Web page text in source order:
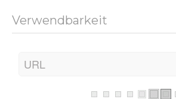
Verwendbarkeit
URL